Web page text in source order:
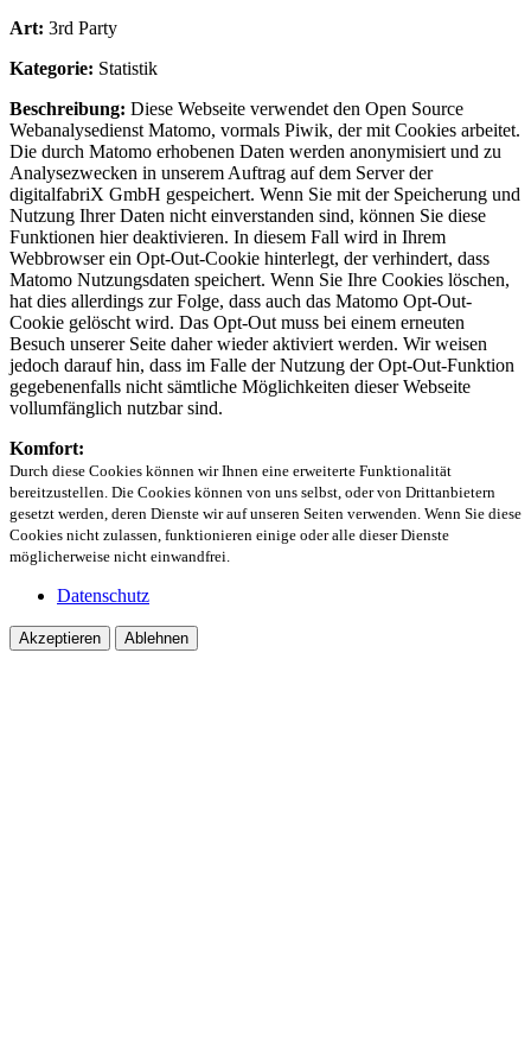
Art: 3rd Party
Kategorie: Statistik
Beschreibung: Diese Webseite verwendet den Open Source
Webanalysedienst Matomo, vormals Piwik, der mit Cookies arbeitet.
Die durch Matomo erhobenen Daten werden anonymisiert und zu
Analysezwecken in unserem Auftrag auf dem Server der
digitalfabriX GmbH gespeichert. Wenn Sie mit der Speicherung und
Nutzung Ihrer Daten nicht einverstanden sind, können Sie diese
Funktionen hier deaktivieren. In diesem Fall wird in Ihrem
Webbrowser ein Opt-Out-Cookie hinterlegt, der verhindert, dass
Matomo Nutzungsdaten speichert. Wenn Sie Ihre Cookies löschen,
hat dies allerdings zur Folge, dass auch das Matomo Opt-Out-
Cookie gelöscht wird. Das Opt-Out muss bei einem erneuten
Besuch unserer Seite daher wieder aktiviert werden. Wir weisen
jedoch darauf hin, dass im Falle der Nutzung der Opt-Out-Funktion
gegebenenfalls nicht sämtliche Möglichkeiten dieser Webseite
vollumfänglich nutzbar sind.
Komfort:
Durch diese Cookies können wir Ihnen eine erweiterte Funktionalität
bereitzustellen. Die Cookies können von uns selbst, oder von Drittanbietern
gesetzt werden, deren Dienste wir auf unseren Seiten verwenden. Wenn Sie diese
Cookies nicht zulassen, funktionieren einige oder alle dieser Dienste
möglicherweise nicht einwandfrei.
Datenschutz
Akzeptieren Ablehnen